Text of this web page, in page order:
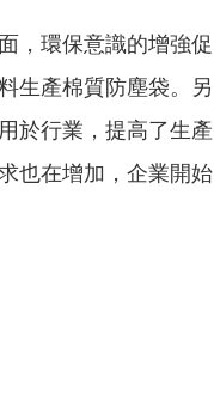
，環保意識的增強促
生產棉質防塵袋。另
於行業，提高了生產
也在增加，企業開始